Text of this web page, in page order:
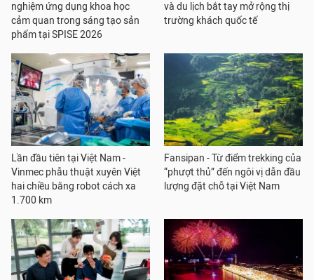
nghiệm ứng dụng khoa học
cảm quan trong sáng tạo sản
phẩm tại SPISE 2026
và du lịch bắt tay mở rộng thị
trường khách quốc tế
Lần đầu tiên tại Việt Nam -
Vinmec phẫu thuật xuyên Việt
hai chiều bằng robot cách xa
1.700 km
Fansipan - Từ điểm trekking của
“phượt thủ” đến ngôi vị dẫn đầu
lượng đặt chỗ tại Việt Nam